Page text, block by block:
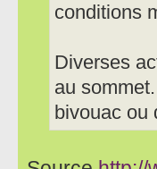
conditions
Diverses
au
bivouac ou